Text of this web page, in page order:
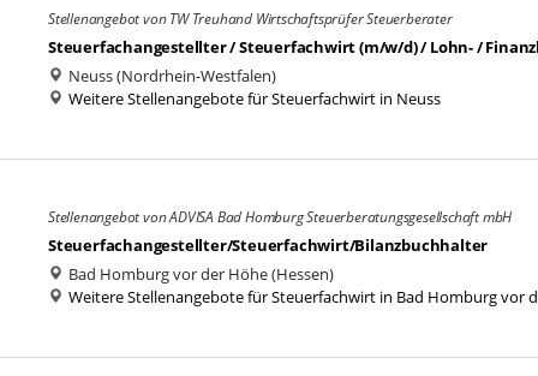
Stellenangebot von TW Treuhand Wirtschaftsprüfer Steuerberater
Steuerfachangestellter / Steuerfachwirt (m/w/d) / Lohn- /
Neuss (Nordrhein-Westfalen)
Weitere Stellenangebote für Steuerfachwirt in Neuss
Stellenangebot von ADVISA Bad Homburg Steuerberatungsgesellschaft mbH
Steuerfachangestellter/Steuerfachwirt/Bilanzbuchhalter
Bad Homburg vor der Höhe (Hessen)
Weitere Stellenangebote für Steuerfachwirt in Bad Homburg vor